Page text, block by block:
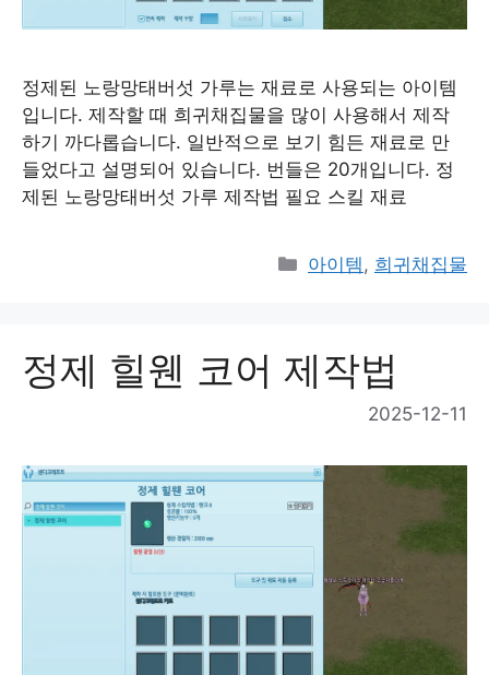
정제된 노랑망태버섯 가루는 재료로 사용되는 아이템
입니다. 제작할 때 희귀채집물을 많이 사용해서 제작
하기 까다롭습니다. 일반적으로 보기 힘든 재료로 만
들었다고 설명되어 있습니다. 번들은 20개입니다. 정
제된 노랑망태버섯 가루 제작법 필요 스킬 재료
Categories
아이템 , 희귀채집물
정제 힐웬 코어 제작법
2025-12-11